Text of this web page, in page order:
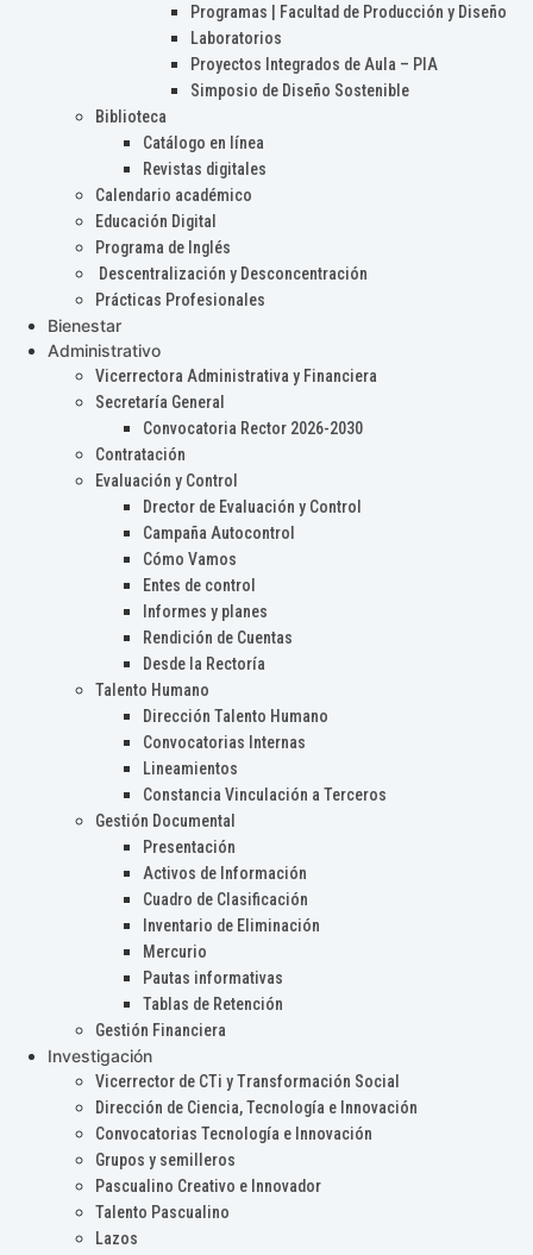
Programas | Facultad de Producción y Diseño
Laboratorios
Proyectos Integrados de Aula – PIA
Simposio de Diseño Sostenible
Biblioteca
Catálogo en línea
Revistas digitales
Calendario académico
Educación Digital
Programa de Inglés
Descentralización y Desconcentración
Prácticas Profesionales
Bienestar
Administrativo
Vicerrectora Administrativa y Financiera
Secretaría General
Convocatoria Rector 2026-2030
Contratación
Evaluación y Control
Drector de Evaluación y Control
Campaña Autocontrol
Cómo Vamos
Entes de control
Informes y planes
Rendición de Cuentas
Desde la Rectoría
Talento Humano
Dirección Talento Humano
Convocatorias Internas
Lineamientos
Constancia Vinculación a Terceros
Gestión Documental
Presentación
Activos de Información
Cuadro de Clasificación
Inventario de Eliminación
Mercurio
Pautas informativas
Tablas de Retención
Gestión Financiera
Investigación
Vicerrector de CTi y Transformación Social
Dirección de Ciencia, Tecnología e Innovación
Convocatorias Tecnología e Innovación
Grupos y semilleros
Pascualino Creativo e Innovador
Talento Pascualino
Lazos